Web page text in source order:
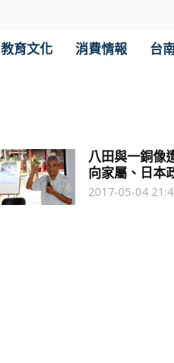
教育文化 消費情報 台
八田與一銅像
向家屬、日本
2017-05-04